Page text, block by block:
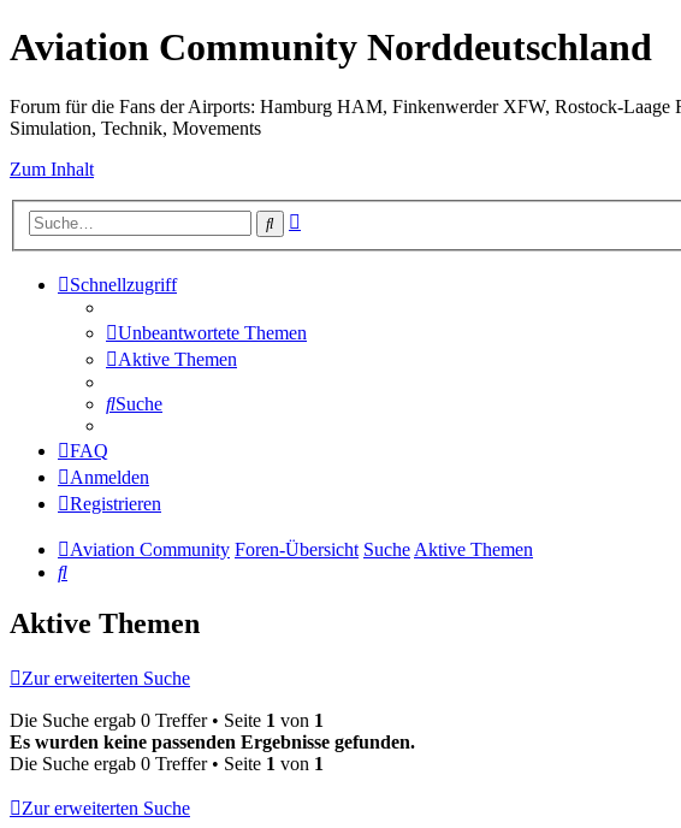
Aviation Community Norddeutschland
Forum für die Fans der Airports: Hamburg HAM, Finkenwerder XFW, Rostock-
Simulation, Technik, Movements
Zum Inhalt
Suche
Schnellzugriff
Unbeantwortete Themen
Aktive Themen
Suche
FAQ
Anmelden
Registrieren
Aviation Community Foren-Übersicht SucheAktive Themen
Suche
Aktive Themen
Zur erweiterten Suche
Die Suche ergab 0 Treffer • Seite 1 von 1
Es wurden keine passenden Ergebnisse gefunden.
Die Suche ergab 0 Treffer • Seite 1 von 1
Zur erweiterten Suche